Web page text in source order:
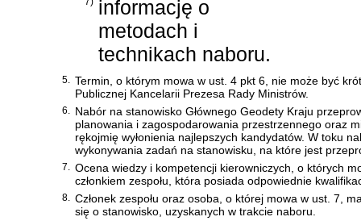
informację o
metodach i
technikach naboru.
5.
Termin, o którym mowa w ust. 4 pkt 6, nie może być
Publicznej Kancelarii Prezesa Rady Ministrów.
6.
Nabór na stanowisko Głównego Geodety Kraju
planowania i zagospodarowania przestrzennego oraz
rękojmię wyłonienia najlepszych kandydatów. W toku
wykonywania zadań na stanowisku, na które jest
7.
Ocena wiedzy i kompetencji kierowniczych, o których
członkiem zespołu, która posiada odpowiednie
8.
Członek zespołu oraz osoba, o której mowa w ust. 7,
się o stanowisko, uzyskanych w trakcie naboru.